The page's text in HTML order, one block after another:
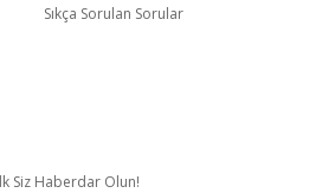
Sıkça Sorulan Sorular
Siz Haberdar Olun!